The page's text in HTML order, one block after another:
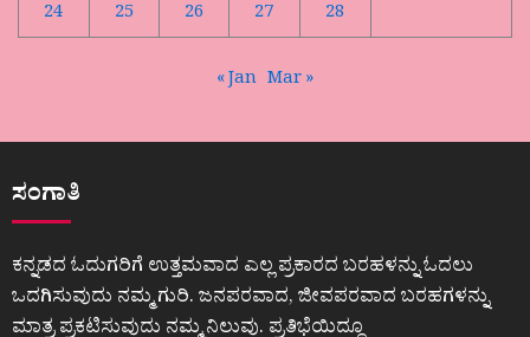
24
25 26 27 28
« Jan Mar »
ಸಂಗಾತಿ
ಕನ್ನಡದ ಓದುಗರಿಗೆ ಉತ್ತಮವಾದ ಎಲ್ಲ ಪ್ರಕಾರದ ಬರಹಳನ್ನು ಓದಲು
ಒದಗಿಸುವುದು ನಮ್ಮ ಗುರಿ. ಜನಪರವಾದ, ಜೀವಪರವಾದ ಬರಹಗಳನ್ನು
ಮಾತ್ರ ಪ್ರಕಟಿಸುವುದು ನಮ್ಮ ನಿಲುವು. ಪ್ರತಿಭೆಯಿದ್ದೂ